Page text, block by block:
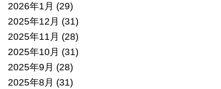
2026年1月 (29)
2025年12月 (31)
2025年11月 (28)
2025年10月 (31)
2025年9月 (28)
2025年8月 (31)